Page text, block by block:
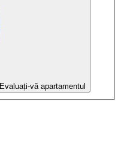
Evaluați-vă apartamentul